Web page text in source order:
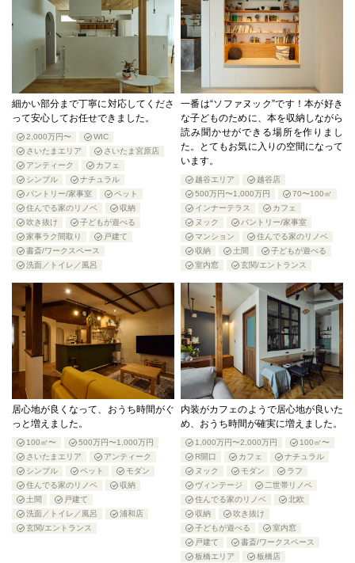
細かい部分まで丁寧に対応してくださ
って安心してお任せできました。
2,000万円〜
WIC
さいたまエリア
さいたま宮原店
アンティーク
カフェ
シンプル
ナチュラル
パントリー/家事室
ペット
住んでる家のリノベ
収納
吹き抜け
子どもが遊べる
家事ラク間取り
戸建て
書斎/ワークスペース
洗面／トイレ／風呂
一番は“ソファヌック”です！本が好き
な子どものために、本を収納しながら
読み聞かせができる場所を作りまし
た。とてもお気に入りの空間になって
います。
越谷エリア
越谷店
500万円〜1,000万円
70〜100㎡
インナーテラス
カフェ
ヌック
パントリー/家事室
マンション
住んでる家のリノベ
収納
土間
子どもが遊べる
室内窓
玄関/エントランス
居心地が良くなって、おうち時間がぐ
っと増えました。
100㎡〜
500万円〜1,000万円
さいたまエリア
アンティーク
シンプル
ペット
モダン
住んでる家のリノベ
収納
土間
戸建て
洗面／トイレ／風呂
浦和店
玄関/エントランス
内装がカフェのようで居心地が良いた
め、おうち時間が確実に増えました。
1,000万円〜2,000万円
100㎡〜
R開口
カフェ
ナチュラル
ヌック
モダン
ラフ
ヴィンテージ
二世帯リノベ
住んでる家のリノベ
北欧
収納
吹き抜け
子どもが遊べる
室内窓
戸建て
書斎/ワークスペース
板橋エリア
板橋店